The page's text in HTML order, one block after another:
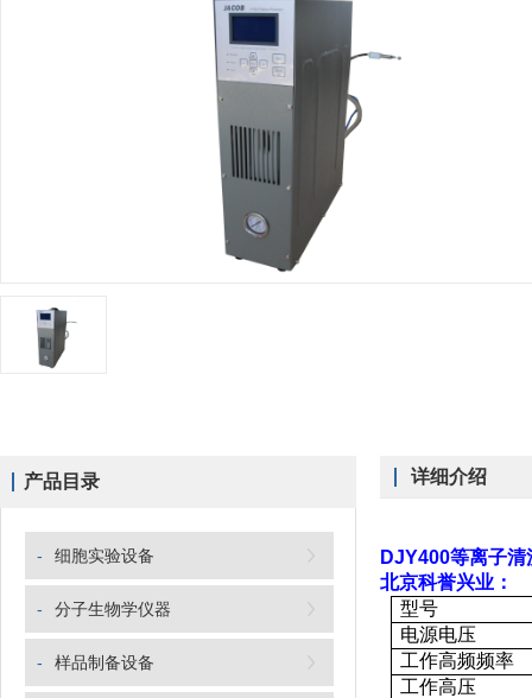
产品目录
- 细胞实验设备
- 分子生物学仪器
- 样品制备设备
详细介绍
DJY400等离子清
北京科誉兴业 ：
型号
电源电压
工作高频频率
工作高压